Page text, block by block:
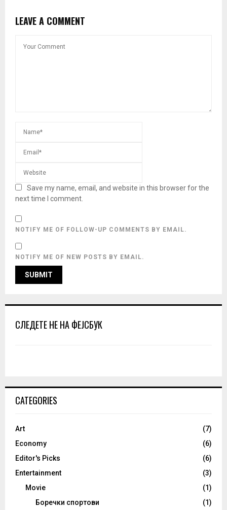
LEAVE A COMMENT
Save my name, email, and website in this browser for the
next time I comment.
NOTIFY ME OF FOLLOW-UP COMMENTS BY EMAIL.
NOTIFY ME OF NEW POSTS BY EMAIL.
СЛЕДЕТЕ НЕ НА ФЕЈСБУК
CATEGORIES
Art
(7)
Economy
(6)
Editor's Picks
(6)
Entertainment
(3)
Movie
(1)
Боречки спортови
(1)